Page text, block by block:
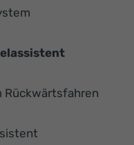
Rückwärtsfahren